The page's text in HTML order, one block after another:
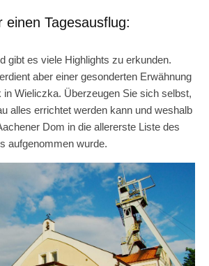
einen Tagesausflug:
gibt es viele Highlights zu erkunden.
aber einer gesonderten Erwähnung
Wieliczka. Überzeugen Sie sich selbst,
alles errichtet werden kann und weshalb
Dom in die allererste Liste des
aufgenommen wurde.